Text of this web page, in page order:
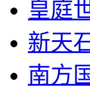
皇庭
新天
南方